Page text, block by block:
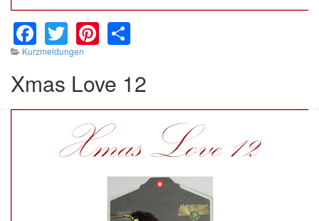
Facebook
TwitterPinterest
Kurzmeldungen
Xmas Love 12